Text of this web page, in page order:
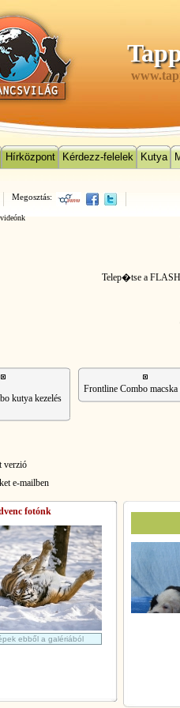
Hírközpont Kérdezz-felelek Kutya
Megosztás:
Telep�tse a
kutya kezelés
Frontline Combo macska
verzió
e-mailben
fotónk
ebből a galériából